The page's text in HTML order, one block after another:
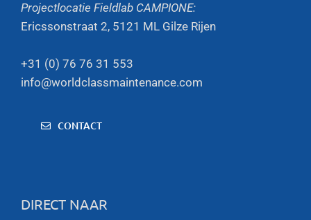
Projectlocatie Fieldlab CAMPIONE:
Ericssonstraat 2, 5121 ML Gilze Rijen
+31 (0) 76 76 31 553
info@worldclassmaintenance.com
CONTACT
DIRECT NAAR